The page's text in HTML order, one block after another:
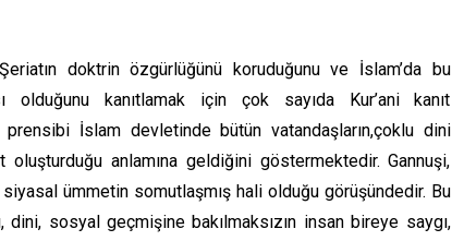
doktrin özgürlüğünü koruduğunu ve İslam’da bu
olduğunu kanıtlamak için çok sayıda Kur’ani kanıt
prensibi İslam devletinde bütün vatandaşların,çoklu dini
anlamına geldiğini göstermektedir. Gannuşi,
ümmetin somutlaşmış hali olduğu görüşündedir. Bu
dini, sosyal geçmişine bakılmaksızın insan bireye saygı,